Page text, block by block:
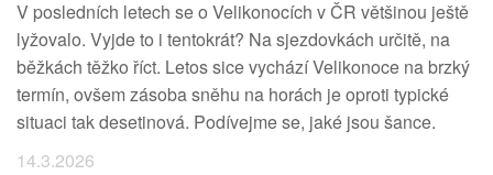
V posledních letech se o Velikonocích v ČR většinou ještě
lyžovalo. Vyjde to i tentokrát? Na sjezdovkách určitě, na
běžkách těžko říct. Letos sice vychází Velikonoce na brzký
termín, ovšem zásoba sněhu na horách je oproti typické
situaci tak desetinová. Podívejme se, jaké jsou šance.
14.3.2026